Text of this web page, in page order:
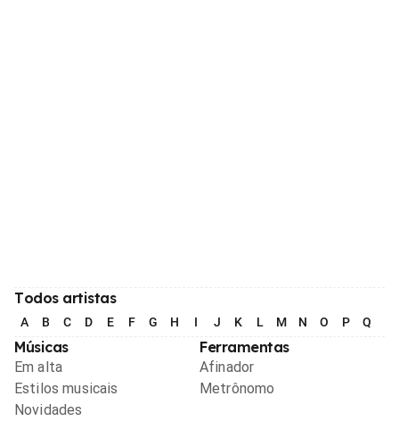
Todos artistas
A B C D E F G H I J K L M N O P Q
Músicas
Em alta
Estilos musicais
Novidades
Ferramentas
Afinador
Metrônomo